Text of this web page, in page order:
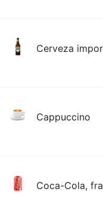
Cerveza
Cappuccino
Coca-Cola,